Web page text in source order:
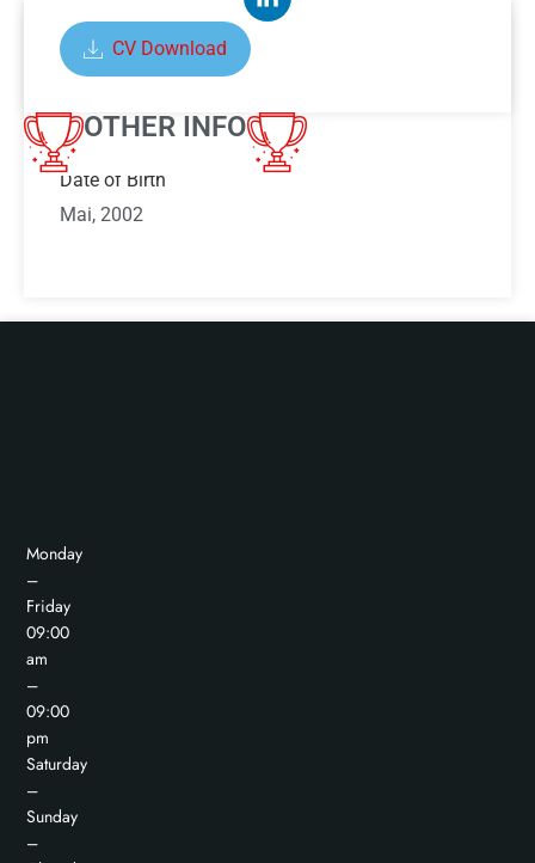
CV Download
OTHER INFO
ABOUT DISHAN JEYAKUMAR
Date of Birth
Mai, 2002
Monday
–
Friday
09:00
am
–
09:00
pm
Saturday
–
Sunday
–